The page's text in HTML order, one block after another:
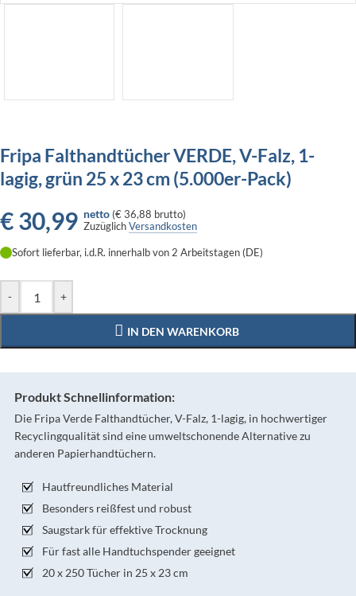
Fripa Falthandtücher VERDE, V-Falz, 1-
lagig, grün 25 x 23 cm (5.000er-Pack)
€30,99 netto (€ 36,88 brutto)
ZuzüglichVersandkosten
Sofort lieferbar, i.d.R. innerhalb von 2 Arbeitstagen (DE)
- +
IN DEN WARENKORB
Produkt Schnellinformation:
Die Fripa Verde Falthandtücher, V-Falz, 1-lagig, in hochwertiger
Recyclingqualität sind eine umweltschonende Alternative zu
anderen Papierhandtüchern.
Hautfreundliches Material
Besonders reißfest und robust
Saugstark für effektive Trocknung
Für fast alle Handtuchspender geeignet
20 x 250 Tücher in 25 x 23 cm